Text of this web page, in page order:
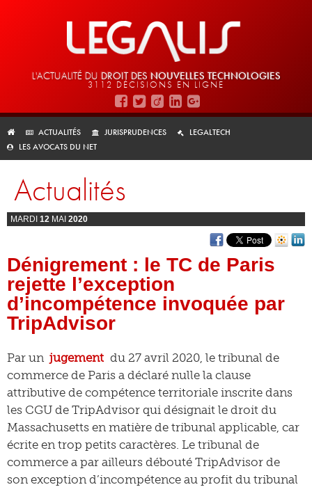
L'ACTUALITÉ DU DROIT DES NOUVELLES TECHNOLOGIES
3112 DÉCISIONS EN LIGNE
ACTUALITÉS JURISPRUDENCES
LEGALTECH
LES AVOCATS DU NET
Actualités
MARDI 12 MAI 2020
Dénigrement : le TC de Paris
rejette l’exception
d’incompétence invoquée par
TripAdvisor
Par un jugement du 27 avril 2020, le tribunal de
commerce de Paris a déclaré nulle la clause
attributive de compétence territoriale inscrite dans
les CGU de TripAdvisor qui désignait le droit du
Massachusetts en matière de tribunal applicable, car
écrite en trop petits caractères. Le tribunal de
commerce a par ailleurs débouté TripAdvisor de
son exception d’incompétence au profit du tribunal